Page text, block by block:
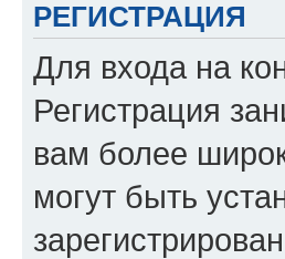
РЕГИСТРАЦИЯ
Для входа на
Регистрация
вам более
могут быть